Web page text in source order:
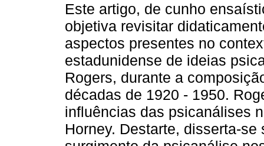
Este artigo, de cunho
objetiva revisitar
aspectos presentes no
estadunidense de ideias
Rogers, durante a
décadas de 1920 - 1950.
influências das psicanálises
Horney. Destarte, disserta-